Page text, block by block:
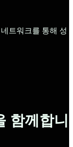
트워크를 통해 성
함께합니